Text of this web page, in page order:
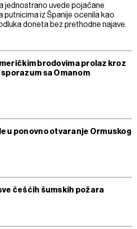
jednostrano uvede pojačane
putnicima iz Španije ocenila kao
doneta bez prethodne najave.
brodovima prolaz kroz
sa Omanom
u ponovno otvaranje Ormuskog
češćih šumskih požara